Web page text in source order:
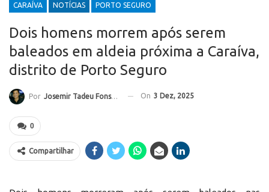
CARAÍVA NOTÍCIAS PORTO SEGURO
Dois homens morrem após serem
baleados em aldeia próxima a Caraíva,
distrito de Porto Seguro
Por Josemir Tadeu Fonseca On 3 Dez, 2025
0
Compartilhar